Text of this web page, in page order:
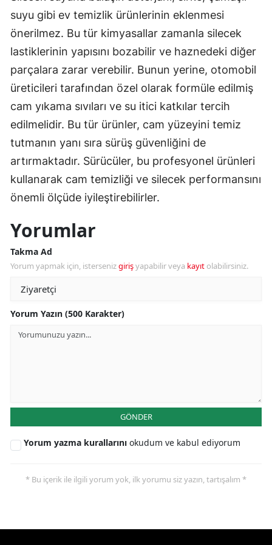
suyu gibi ev temizlik ürünlerinin eklenmesi
önerilmez. Bu tür kimyasallar zamanla silecek
lastiklerinin yapısını bozabilir ve haznedeki diğer
parçalara zarar verebilir. Bunun yerine, otomobil
üreticileri tarafından özel olarak formüle edilmiş
cam yıkama sıvıları ve su itici katkılar tercih
edilmelidir. Bu tür ürünler, cam yüzeyini temiz
tutmanın yanı sıra sürüş güvenliğini de
artırmaktadır. Sürücüler, bu profesyonel ürünleri
kullanarak cam temizliği ve silecek performansını
önemli ölçüde iyileştirebilirler.
Yorumlar
Takma Ad
Yorum yapmak için, istersenizgirişyapabilir veya kayıt olabilirsiniz.
Yorum Yazın (500 Karakter)
GÖNDER
Yorum yazma kurallarını okudum ve kabul ediyorum
* Bu içerik ile ilgili yorum yok, ilk yorumu siz yazın, tartışalım *